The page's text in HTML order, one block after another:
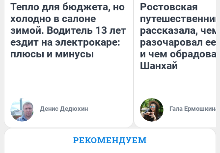
Тепло для бюджета, но
холодно в салоне
зимой. Водитель 13 лет
ездит на электрокаре:
плюсы и минусы
Денис Дедюхин
Ростовская
рассказала, чем
разочаровал
и чем
Шанхай
Гала Ермошкина
РЕКОМЕНДУЕМ